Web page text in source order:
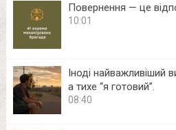
Повернення — це
10:01
Іноді найважливіший
а тихе “я готовий”.
08:40